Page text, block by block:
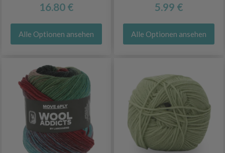
16.80 €
Alle Optionen ansehen
5.99 €
Alle Optionen ansehen